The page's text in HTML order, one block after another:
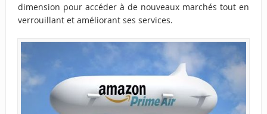
dimension pour accéder à de nouveaux marchés tout en
verrouillant et améliorant ses services.